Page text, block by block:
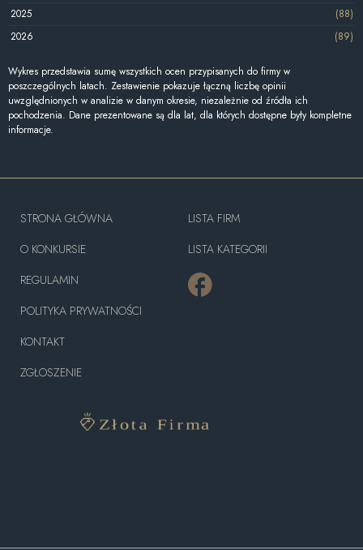
2025
(88)
2026
(89)
Wykres przedstawia sumę wszystkich ocen przypisanych do firmy w
poszczególnych latach. Zestawienie pokazuje łączną liczbę opinii
uwzględnionych w analizie w danym okresie, niezależnie od źródła ich
pochodzenia. Dane prezentowane są dla lat, dla których dostępne były kompletne
informacje.
STRONA GŁÓWNA
O KONKURSIE
REGULAMIN
POLITYKA PRYWATNOŚCI
KONTAKT
ZGŁOSZENIE
LISTA FIRM
LISTA KATEGORII